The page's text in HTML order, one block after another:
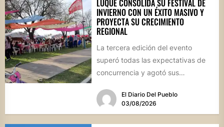
LUQUE CONSOLIDA SU FESTIVAL DE
INVIERNO CON UN ÉXITO MASIVO Y
PROYECTA SU CRECIMIENTO
REGIONAL
La tercera edición del evento
superó todas las expectativas de
concurrencia y agotó sus
marco, el...El Diario Del Pueblo
03/08/2026